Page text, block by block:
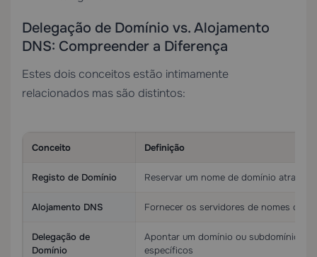
Delegação de Domínio vs. Alojamento
DNS: Compreender a Diferença
Estes dois conceitos estão intimamente
relacionados mas são distintos:
Conceito Definição
Registo de Domínio Reservar um nome de domínio através
Alojamento DNS Fornecer os servidores de nomes que
Delegação de
Domínio
Apontar um domínio ou subdomínio
específicos